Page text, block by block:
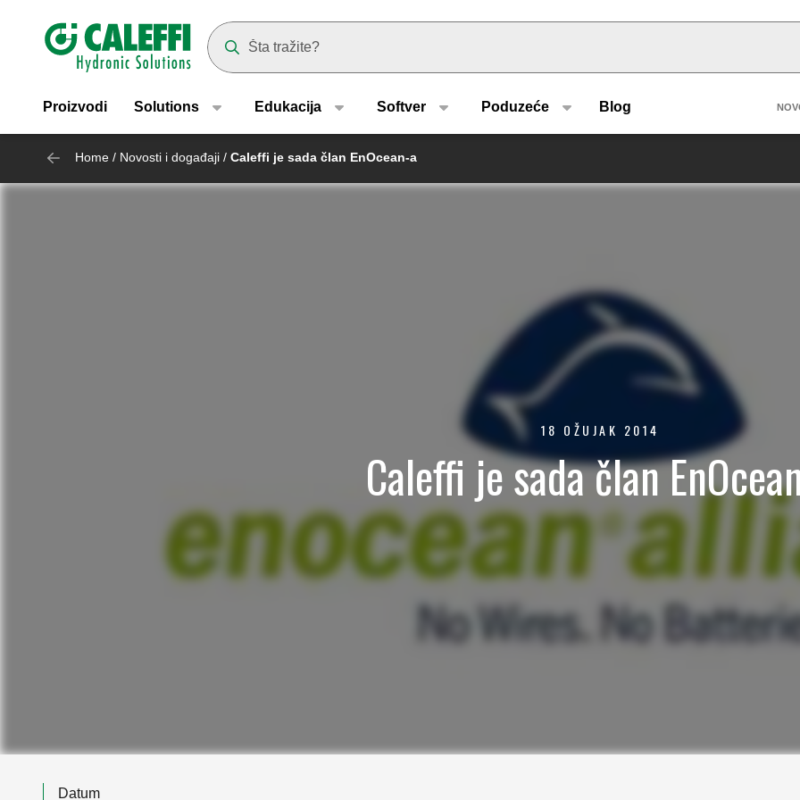
Header main navigation
Proizvodi Solutions Edukacija Softver Poduzeće Blog
Home / Novosti i događaji / Caleffi je sada član EnOcean-a
18 OŽUJAK 2014
Caleffi je sada član
Datum